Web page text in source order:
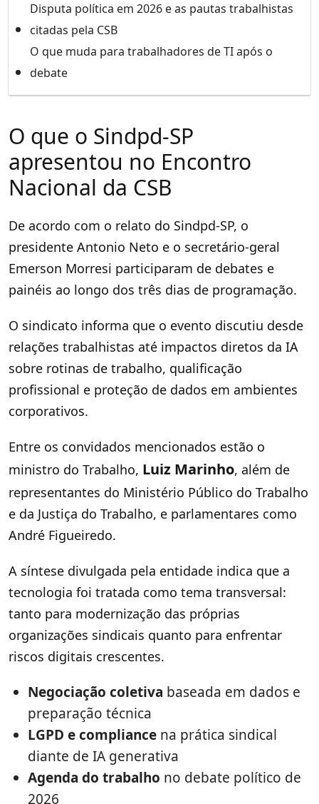
Disputa política em 2026 e as pautas trabalhistas
citadas pela CSB
O que muda para trabalhadores de TI após o
debate
O que o Sindpd-SP
apresentou no Encontro
Nacional da CSB
De acordo com o relato do Sindpd-SP, o
presidente Antonio Neto e o secretário-geral
Emerson Morresi participaram de debates e
painéis ao longo dos três dias de programação.
O sindicato informa que o evento discutiu desde
relações trabalhistas até impactos diretos da IA
sobre rotinas de trabalho, qualificação
profissional e proteção de dados em ambientes
corporativos.
Entre os convidados mencionados estão o
ministro do Trabalho, Luiz Marinho, além de
representantes do Ministério Público do Trabalho
e da Justiça do Trabalho, e parlamentares como
André Figueiredo.
A síntese divulgada pela entidade indica que a
tecnologia foi tratada como tema transversal:
tanto para modernização das próprias
organizações sindicais quanto para enfrentar
riscos digitais crescentes.
Negociação coletiva baseada em dados e
preparação técnica
LGPD e compliance na prática sindical
diante de IA generativa
Agenda do trabalho no debate político de
2026